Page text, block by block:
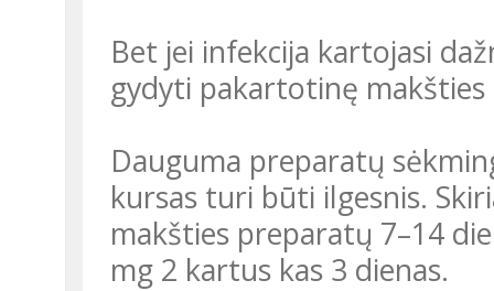
Bet jei infekcija kartojasi
gydyti pakartotinę makšties
Dauguma preparatų
kursas turi būti ilgesnis.
makšties preparatų 7–14
mg 2 kartus kas 3 dienas.